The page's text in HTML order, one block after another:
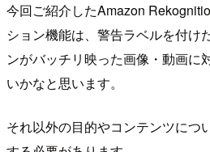
今回ご紹介したAmazon
ション機能は、警告ラベルを付け
ンがバッチリ映った画像・動画に
いかなと思います。
それ以外の目的やコンテンツにつ